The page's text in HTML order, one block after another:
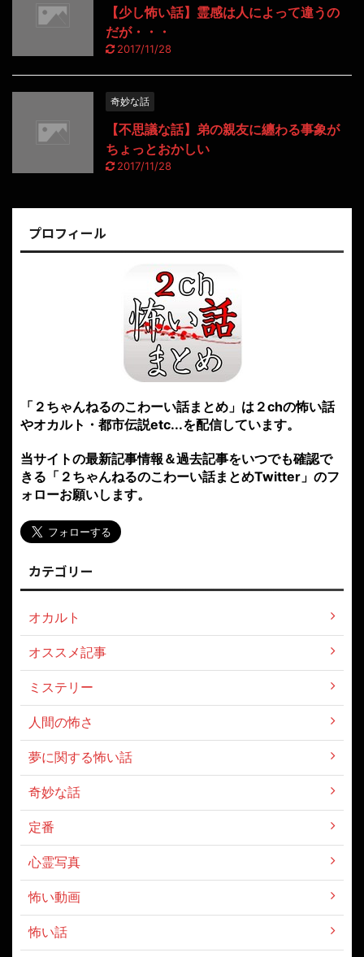
【少し怖い話】霊感は人によって違うの
だが・・・
2017/11/28
奇妙な話
【不思議な話】弟の親友に纏わる事象が
ちょっとおかしい
2017/11/28
プロフィール
「２ちゃんねるのこわーい話まとめ」は２chの怖い話
やオカルト・都市伝説etc...を配信しています。
当サイトの最新記事情報＆過去記事をいつでも確認で
きる「２ちゃんねるのこわーい話まとめTwitter」のフ
ォローお願いします。
カテゴリー
オカルト
オススメ記事
ミステリー
人間の怖さ
夢に関する怖い話
奇妙な話
定番
心霊写真
怖い動画
怖い話